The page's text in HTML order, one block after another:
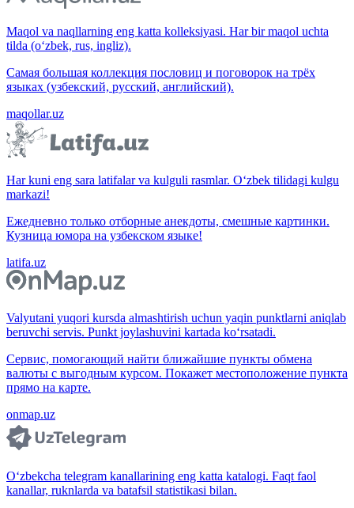
Maqol va naqllarning eng katta kolleksiyasi. Har bir maqol uchta
tilda (o‘zbek, rus, ingliz).
Самая большая коллекция пословиц и поговорок на трёх
языках (узбекский, русский, английский).
maqollar.uz
Har kuni eng sara latifalar va kulguli rasmlar. O‘zbek tilidagi kulgu
markazi!
Ежедневно только отборные анекдоты, смешные картинки.
Кузница юмора на узбекском языке!
latifa.uz
Valyutani yuqori kursda almashtirish uchun yaqin punktlarni aniqlab
beruvchi servis. Punkt joylashuvini kartada ko‘rsatadi.
Сервис, помогающий найти ближайшие пункты обмена
валюты с выгодным курсом. Покажет местоположение пункта
прямо на карте.
onmap.uz
O‘zbekcha telegram kanallarining eng katta katalogi. Faqt faol
kanallar, ruknlarda va batafsil statistikasi bilan.